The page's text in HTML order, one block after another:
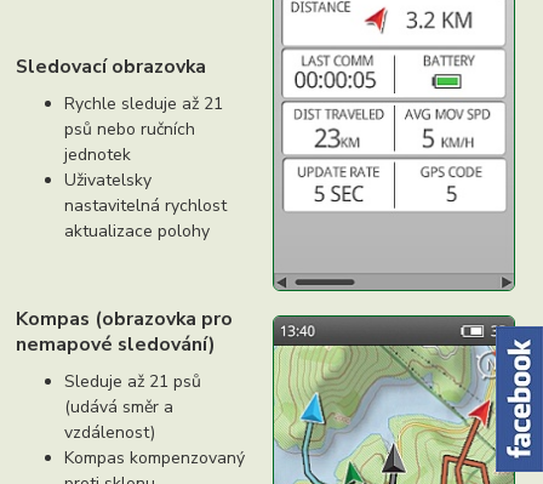
Sledovací obrazovka
Rychle sleduje až 21
psů nebo ručních
jednotek
Uživatelsky
nastavitelná rychlost
aktualizace polohy
Kompas (obrazovka pro
nemapové sledování)
Sleduje až 21 psů
(udává směr a
vzdálenost)
Kompas kompenzovaný